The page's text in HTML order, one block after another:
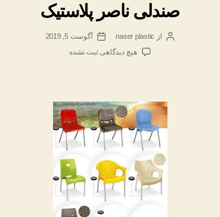
صندلی ناصر پلاستیک
نویسنده
از naser plastic
تاریخآگوست 5, 2019
هیچ دیدگاهیبرای
ثبت نشده